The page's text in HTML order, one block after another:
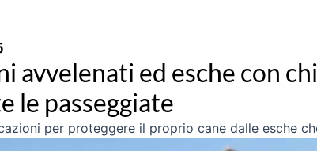
avvelenati ed esche con
le passeggiate
per proteggere il proprio cane dalle esche